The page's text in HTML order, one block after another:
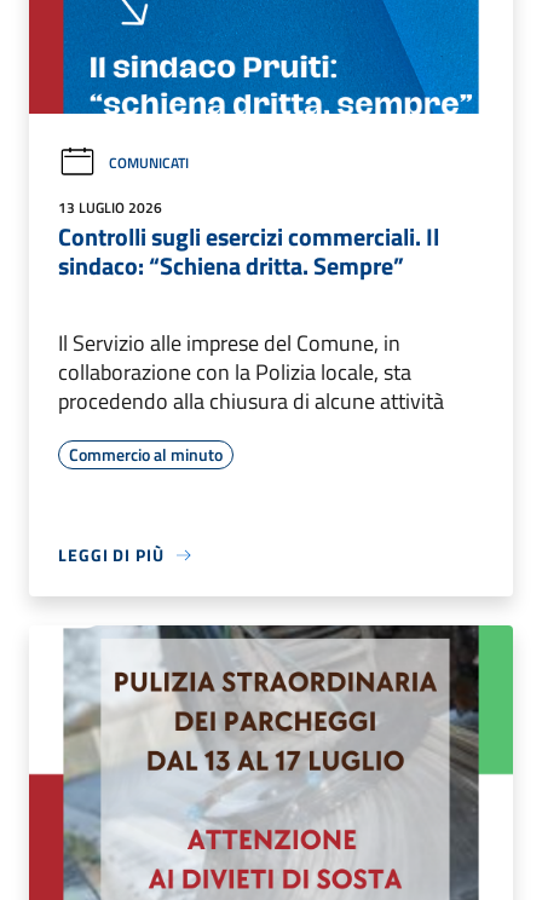
COMUNICATI
13 LUGLIO 2026
Controlli sugli esercizi commerciali. Il
sindaco: “Schiena dritta. Sempre”
Il Servizio alle imprese del Comune, in
collaborazione con la Polizia locale, sta
procedendo alla chiusura di alcune attività
Commercio al minuto
LEGGI DI PIÙ